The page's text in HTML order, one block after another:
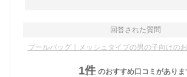
回答された質問
プールバッグ｜メッシュタイプの男の子向けの
1件 のおすすめ口コミがありま